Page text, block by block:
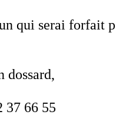
qui serai forfait
dossard,
37 66 55